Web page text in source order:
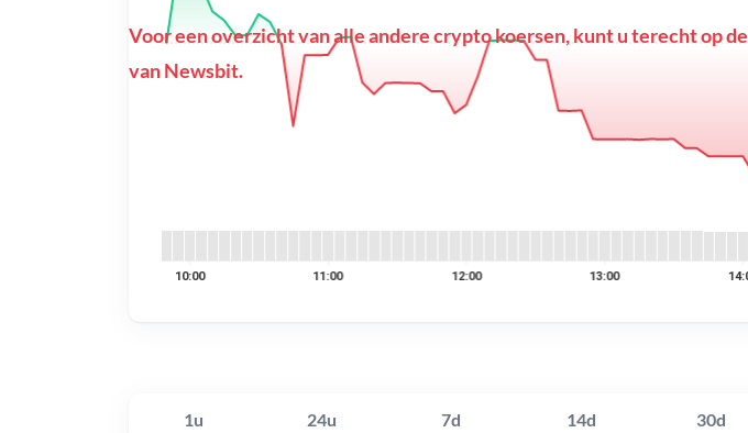
Voor een overzicht van alle andere crypto koersen, kunt u terecht op de
van Newsbit.
1u 24u 7d 14d 30d